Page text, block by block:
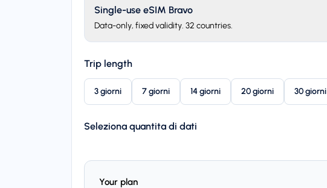
Single-use eSIM Bravo
Data-only, fixed validity. 32 countries.
Trip length
3 giorni 7 giorni 14 giorni 20 giorni 30 giorni
Seleziona quantita di dati
Your plan